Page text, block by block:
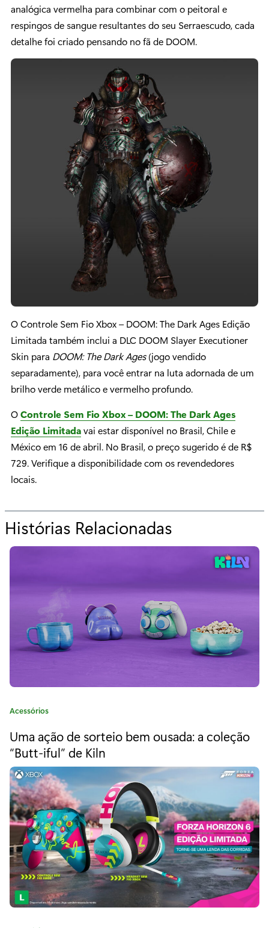
analógica vermelha para combinar com o peitoral e
respingos de sangue resultantes do seu Serraescudo, cada
detalhe foi criado pensando no fã de DOOM.
O Controle Sem Fio Xbox – DOOM: The Dark Ages Edição
Limitada também inclui a DLC DOOM Slayer Executioner
Skin para DOOM: The Dark Ages(jogo vendido
separadamente), para você entrar na luta adornada de um
brilho verde metálico e vermelho profundo.
OControle Sem Fio Xbox – DOOM: The Dark Ages
Edição Limitadavai estar disponível no Brasil, Chile e
México em 16 de abril. No Brasil, o preço sugerido é de R$
729. Verifique a disponibilidade com os revendedores
locais.
Histórias Relacionadas
a
a
“
D
O
T
h
e
D
a
r
k
A
C
t
e
o
r
i
a
:
Acessórios
Uma ação de sorteio bem ousada: a coleção
“Butt-iful” de Kiln